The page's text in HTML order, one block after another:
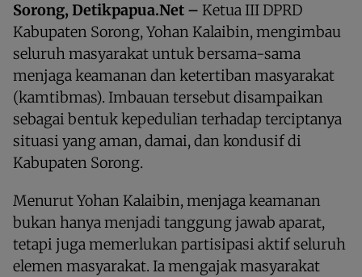
Sorong, Detikpapua.Net – Ketua III DPRD
Kabupaten Sorong, Yohan Kalaibin, mengimbau
seluruh masyarakat untuk bersama-sama
menjaga keamanan dan ketertiban masyarakat
(kamtibmas). Imbauan tersebut disampaikan
sebagai bentuk kepedulian terhadap terciptanya
situasi yang aman, damai, dan kondusif di
Kabupaten Sorong.
Menurut Yohan Kalaibin, menjaga keamanan
bukan hanya menjadi tanggung jawab aparat,
tetapi juga memerlukan partisipasi aktif seluruh
elemen masyarakat. Ia mengajak masyarakat